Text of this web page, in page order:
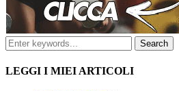
LEGGI I MIEI ARTICOLI